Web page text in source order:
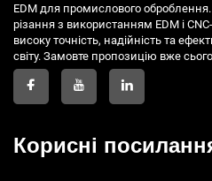
EDM для промислового
різання з використанням EDM і
високу точність, надійність та
світу. Замовте пропозицію вже
Корисні